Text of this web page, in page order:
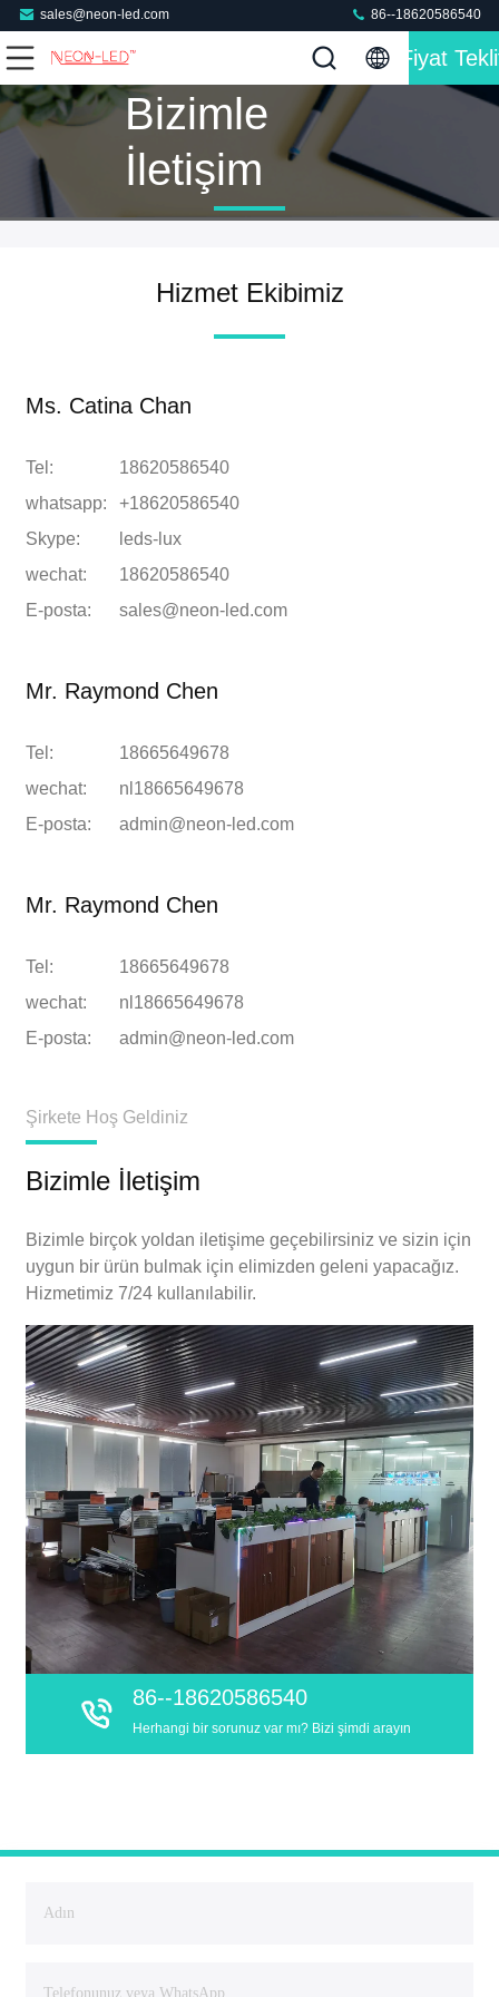
sales@neon-led.com 86--18620586540
Fiyat
Bizimle
İletişim
Hizmet Ekibimiz
Ms. Catina Chan
Tel:
18620586540
whatsapp:
+18620586540
Skype:
leds-lux
wechat:
18620586540
E-posta:
sales@neon-led.com
Mr. Raymond Chen
Tel:
18665649678
wechat:
nl18665649678
E-posta:
admin@neon-led.com
Mr. Raymond Chen
Tel:
18665649678
wechat:
nl18665649678
E-posta:
admin@neon-led.com
Şirkete Hoş Geldiniz
Bizimle İletişim
Bizimle birçok yoldan iletişime geçebilirsiniz ve sizin için
uygun bir ürün bulmak için elimizden geleni yapacağız.
Hizmetimiz 7/24 kullanılabilir.
86--18620586540
Herhangi bir sorunuz var mı? Bizi şimdi arayın